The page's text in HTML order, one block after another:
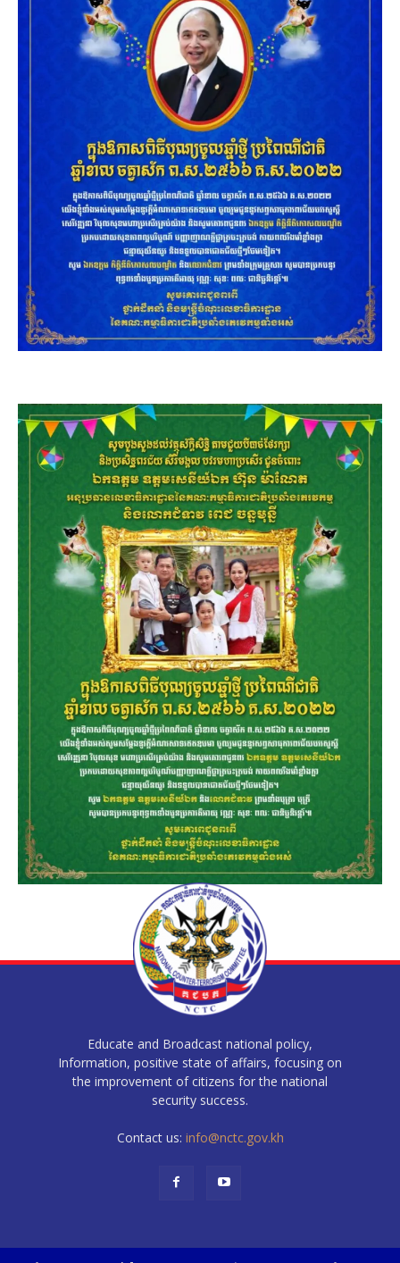
Educate and Broadcast national policy,
Information, positive state of affairs, focusing on
the improvement of citizens for the national
security success.
Contact us: info@nctc.gov.kh